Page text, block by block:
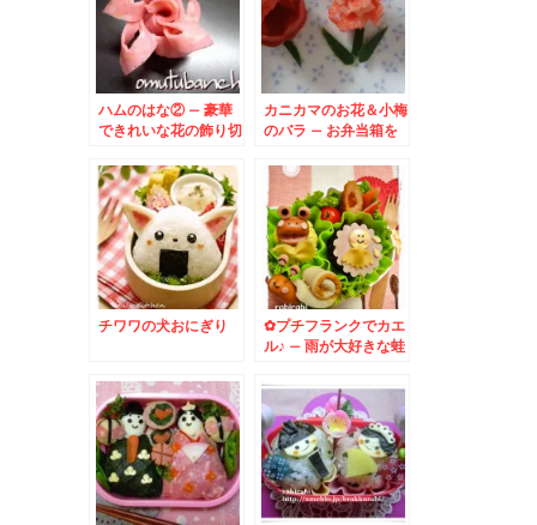
ハムのはな② – 豪華
できれいな花の飾り切
カニカマのお花＆小梅
のバラ – お弁当箱を
り切り♪
チワワの犬おにぎり
✿プチフランクでカエ
ル♪ – 雨が大好きな蛙